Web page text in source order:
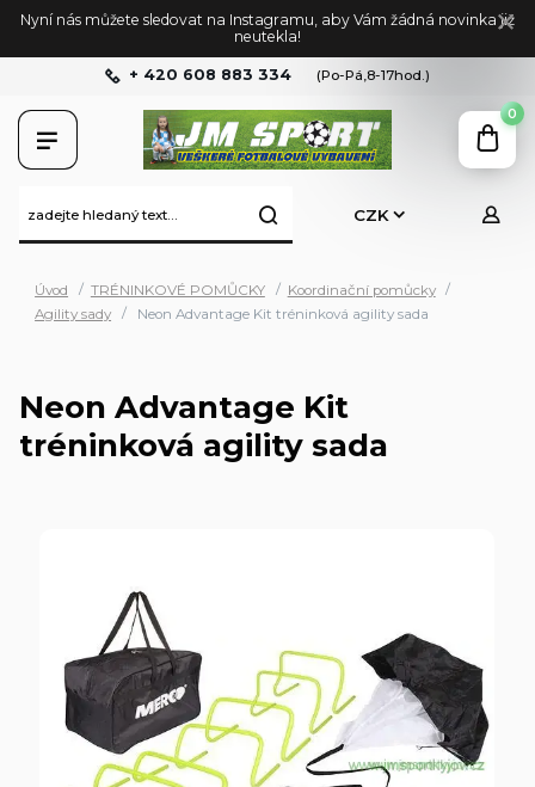
Nyní nás můžete sledovat na Instagramu, aby Vám žádná novinka již
neutekla!
CZK
+ 420 608 883 334 (Po-Pá,8-17hod.)
0
Úvod TRÉNINKOVÉ POMŮCKY
Koordinační pomůcky
Agility sady
Neon Advantage Kit tréninková agility sada
Neon Advantage Kit
tréninková agility sada